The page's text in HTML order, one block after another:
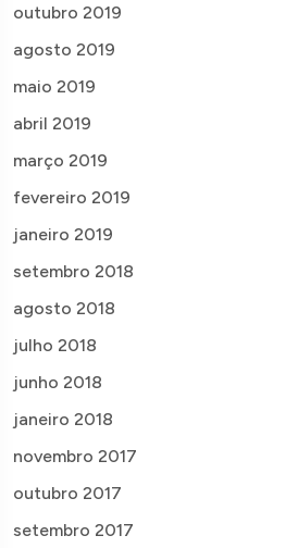
outubro 2019
agosto 2019
maio 2019
abril 2019
março 2019
fevereiro 2019
janeiro 2019
setembro 2018
agosto 2018
julho 2018
junho 2018
janeiro 2018
novembro 2017
outubro 2017
setembro 2017